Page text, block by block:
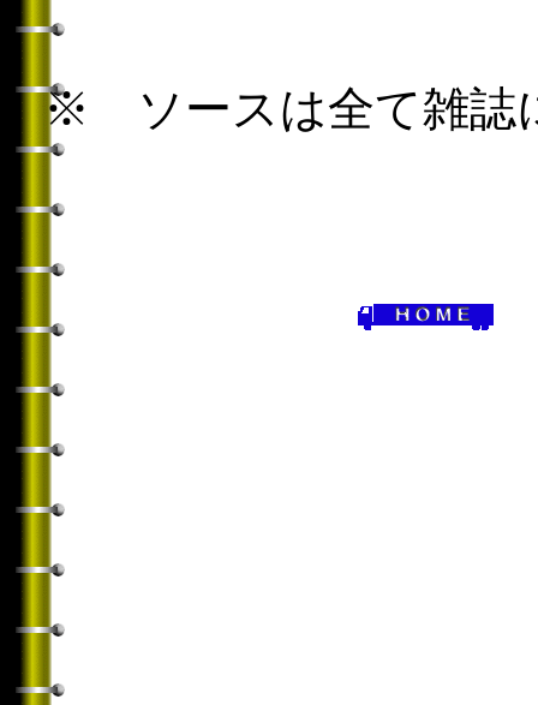
※ ソースは全て雑誌